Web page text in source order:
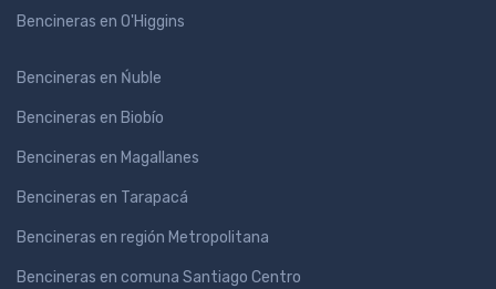
Bencineras en O'Higgins
Bencineras en Ńuble
Bencineras en Biobío
Bencineras en Magallanes
Bencineras en Tarapacá
Bencineras en región Metropolitana
Bencineras en comuna Santiago Centro